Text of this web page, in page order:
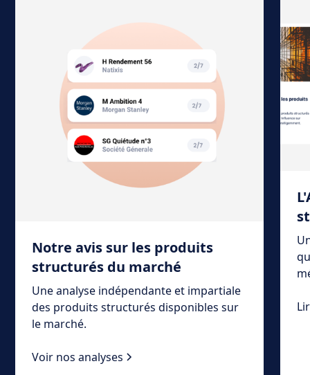
Notre avis sur les produits
structurés du marché
Une analyse indépendante et impartiale
des produits structurés disponibles sur
le marché.
Voir nos analyses